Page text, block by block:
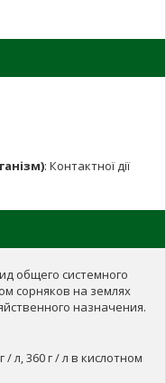
: Контактної дії
общего системного
сорняков на землях
назначения.
л, 360 г / л в кислотном